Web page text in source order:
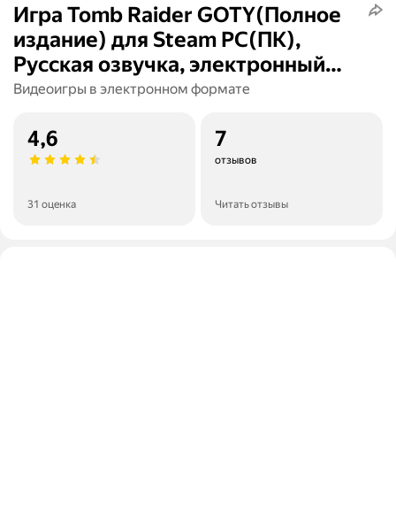
Игра Tomb Raider GOTY(Полное
издание) для Steam PC(ПК),
Русская озвучка, электронный
ключ
Видеоигры в электронном формате
4,6
31 оценка
7
отзывов
Читать отзывы